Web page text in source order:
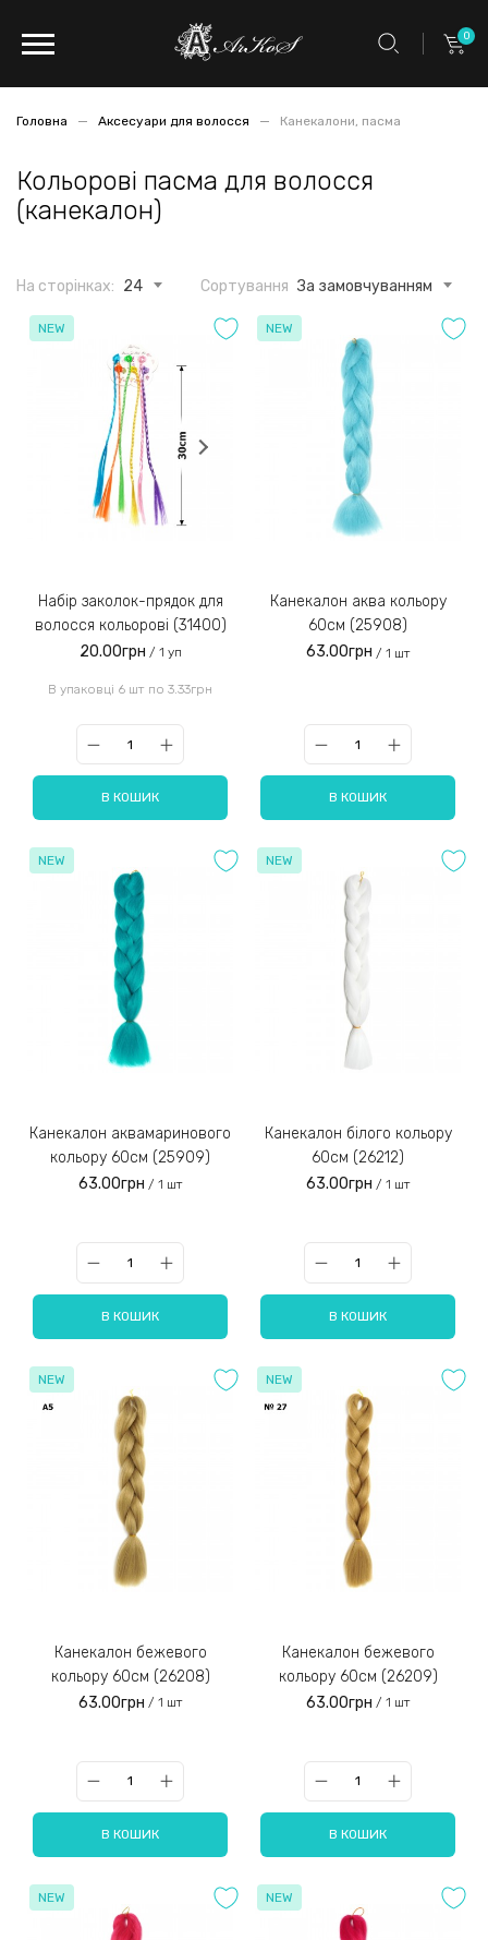
0
Головна Аксесуари для волосся Канекалони, пасма
Кольорові пасма для волосся
(канекалон)
На сторінках: 24 Сортування За замовчуванням
NEW
Набір заколок-прядок для
волосся кольорові (31400)
20.00грн / 1 уп
В упаковці 6 шт по 3.33грн
В КОШИК
NEW
Канекалон аква кольору
60см (25908)
63.00грн / 1 шт
В КОШИК
NEW
Канекалон аквамаринового
кольору 60см (25909)
63.00грн / 1 шт
В КОШИК
NEW
Канекалон білого кольору
60см (26212)
63.00грн / 1 шт
В КОШИК
NEW
Канекалон бежевого
кольору 60см (26208)
63.00грн / 1 шт
В КОШИК
NEW
Канекалон бежевого
кольору 60см (26209)
63.00грн / 1 шт
В КОШИК
NEW NEW